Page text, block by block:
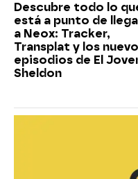
Descubre todo lo
está a punto de
a Neox: Tracker,
Transplat y los
episodios de El
Sheldon